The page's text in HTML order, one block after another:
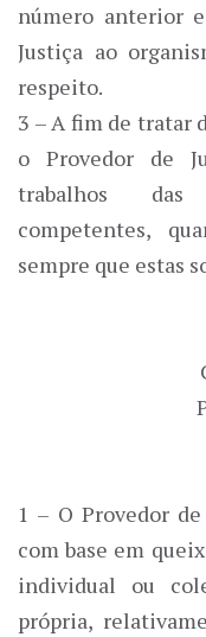
número anterior
Justiça ao
respeito.
3 – A fim de tratar
o Provedor de
trabalhos das
competentes,
sempre que estas
1 – O Provedor
com base em
individual ou
própria,